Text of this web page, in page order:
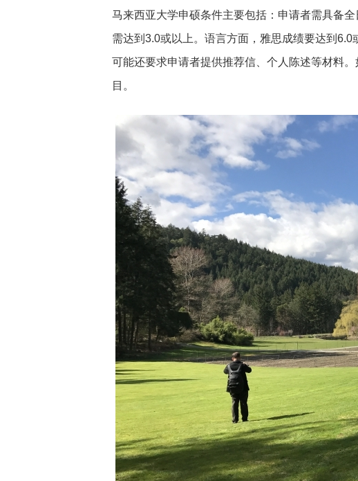
马来西亚大学申硕条件主要包括：申请者需具备
需达到3.0或以上。语言方面，雅思成绩要达到
可能还要求申请者提供推荐信、个人陈述等材料
目。